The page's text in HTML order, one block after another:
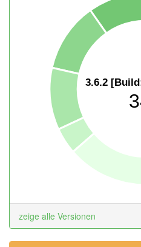
3.6.2
zeige alle Versionen